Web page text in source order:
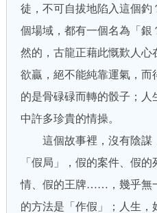
徒，不可自拔地陷入這個釣
個場域，都有一個名為「銀
然的，古龍正藉此慨歎人
欲贏，絕不能純靠運氣，
的是骨碌碌而轉的骰子；
中許多珍貴的情操。
這個故事裡，沒有陰謀
「假局」，假的案件、假
情、假的王牌……，幾乎無
的方法是「作假」；人生